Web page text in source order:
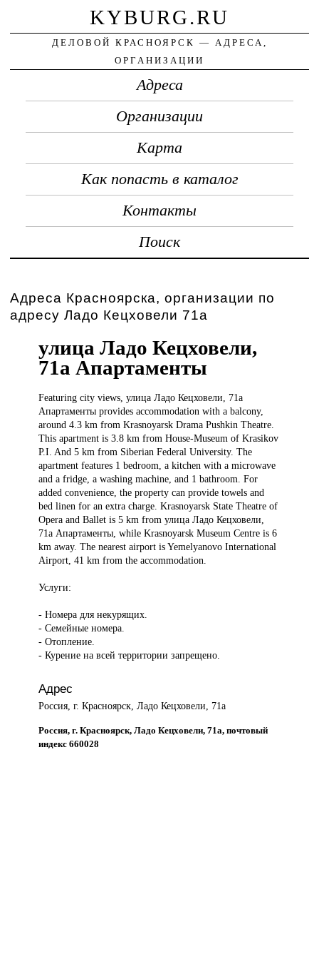
KYBURG.RU
ДЕЛОВОЙ КРАСНОЯРСК — АДРЕСА,
ОРГАНИЗАЦИИ
Адреса
Организации
Карта
Как попасть в каталог
Контакты
Поиск
Адреса Красноярска, организации по
адресу Ладо Кецховели 71а
улица Ладо Кецховели,
71а Апартаменты
Featuring cityviews, улица Ладо Кецховели, 71а
Апартаменты provides accommodation with a balcony,
around 4.3 km from Krasnoyarsk Drama Pushkin Theatre.
This apartment is 3.8 km from House-Museum of Krasikov
P.I. And 5 km from Siberian Federal University. The
apartment features 1 bedroom, a kitchen with a microwave
and a fridge, a washing machine, and 1 bathroom. For
added convenience, the property can provide towels and
bed linen for an extra charge. Krasnoyarsk State Theatre of
Opera and Ballet is 5 km from улица Ладо Кецховели,
71а Апартаменты, while Krasnoyarsk Museum Centre is 6
km away. The nearest airport is Yemelyanovo International
Airport, 41 km from the accommodation.
Услуги:
- Номера для некурящих.
- Семейные номера.
- Отопление.
- Курение на всей территории запрещено.
Адрес
Россия, г. Красноярск, Ладо Кецховели, 71а
Россия, г. Красноярск, Ладо Кецховели, 71а, почтовый
индекс 660028